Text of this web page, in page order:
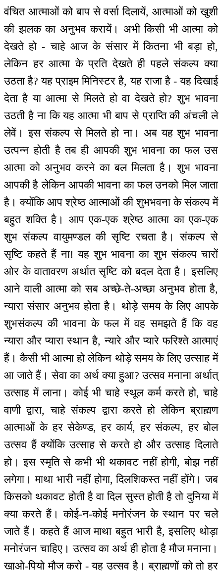
वंचित आत्माओं को बाप से वर्सा दिलायें, आत्माओं को खुशी
की झलक का अनुभव करायें। अभी किसी भी आत्मा को
देखते हो - चाहे आज के संसार में कितना भी बड़ा हो,
लेकिन हर आत्मा के प्रति देखते ही पहले संकल्प क्या
उठता है? यह प्राइम मिनिस्टर है, यह राजा है - यह दिखाई
देता है या आत्मा से मिलते हो वा देखते हो? शुभ भावना
उठती है ना कि यह आत्मा भी बाप से प्राप्ति की अंचली ले
लेवें। इस संकल्प से मिलते हो ना। अब यह शुभ भावना
उत्पन्न होती है तब ही आपकी शुभ भावना का फल उस
आत्मा को अनुभव करने का बल मिलता है। शुभ भावना
आपकी है लेकिन आपकी भावना का फल उनको मिल जाता
है। क्योंकि आप श्रेष्ठ आत्माओं की शुभभवना के संकल्प में
बहुत शक्ति है। आप एक-एक श्रेष्ठ आत्मा का एक-एक
शुभ संकल्प वायुमण्डल की सृष्टि रचता है। संकल्प से
सृष्टि कहते हैं ना! यह शुभ भावना का शुभ संकल्प चारों
ओर के वातावरण अर्थात सृष्टि को बदल देता है। इसलिए
आने वाली आत्मा को सब अच्छे-ते-अच्छा अनुभव होता है,
न्यारा संसार अनुभव होता है। थोड़े समय के लिए आपके
शुभसंकल्प की भावना के फल में वह समझते हैं कि वह
न्यारा और प्यारा स्थान है, न्यारे और प्यारे फरिश्ते आत्माएं
हैं। कैसी भी आत्मा हो लेकिन थोड़े समय के लिए उत्साह में
आ जाते हैं। सेवा का अर्थ क्या हुआ? उत्सव मनाना अर्थात्
उत्साह में लाना। कोई भी चाहे स्थूल कर्म करते हो, चाहे
वाणी द्वारा, चाहे संकल्प द्वारा करते हो लेकिन ब्राह्मण
आत्माओं के हर सेकेण्ड, हर कार्य, हर संकल्प, हर बोल
उत्सव हैं क्योंकि उत्साह से करते हो और उत्साह दिलाते
हो। इस स्मृति से कभी भी थकावट नहीं होगी, बोझ नहीं
लगेगा। माथा भारी नहीं होगा, दिलशिकस्त नहीं होंगे। जब
किसको थकावट होती है वा दिल सुस्त होती है तो दुनिया में
क्या करते हैं। कोई-न-कोई मनोरंजन के स्थान पर चले
जाते हैं। कहते हैं आज माथा बहुत भारी है, इसलिए थोड़ा
मनोरंजन चाहिए। उत्सव का अर्थ ही होता है मौज मनाना।
खाओ-पियो मौज करो - यह उत्सव है। ब्राह्मणों को तो हर